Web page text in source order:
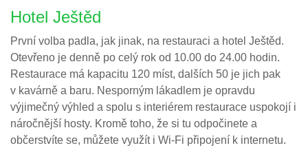
Hotel Ještěd
První volba padla, jak jinak, na restauraci a hotel Ještěd.
Otevřeno je denně po celý rok od 10.00 do 24.00 hodin.
Restaurace má kapacitu 120 míst, dalších 50 je jich pak
v kavárně a baru. Nesporným lákadlem je opravdu
výjimečný výhled a spolu s interiérem restaurace uspokojí i
náročnější hosty. Kromě toho, že si tu odpočinete a
občerstvíte se, můžete využít i Wi-Fi připojení k internetu.